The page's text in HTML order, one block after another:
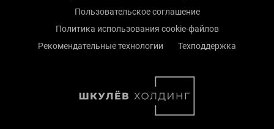
Пользовательское соглашение
Политика использования cookie-файлов
Рекомендательные технологии
Техподдержка